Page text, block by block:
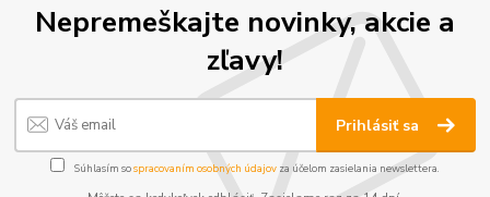
Nepremeškajte novinky, akcie a
zľavy!
Prihlásiť sa
Súhlasím sospracovaním osobných údajov za účelom zasielania newslettera.